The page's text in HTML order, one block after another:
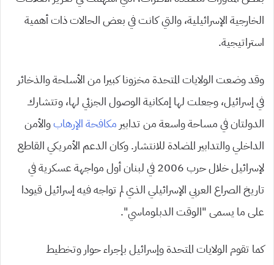
الخارجية الإسرائيلية، والتي كانت في بعض الحالات ذات أهمية
استراتيجية.
وقد وضعت الولايات المتحدة مخزونا كبيرا من الأسلحة والذخائر
في إسرائيل، وجعلت لها إمكانية الوصول الجزئي لها، وتتشارك
الدولتان في مساحة واسعة من تدابير مكافحة الإرهابوالأمن
الداخلي والتدابير المضادة للانتشار. وكان الدعم الأمريكي القاطع
لإسرائيل خلال حرب 2006 في لبنان أول مواجهة عسكرية في
تاريخ الصراع العربي الإسرائيلي الذي لم تواجه فيه إسرائيل قيودا
على ما يسمى “الوقت الدبلوماسي”.
كما تقوم الولايات المتحدة وإسرائيل بإجراء حوار وتخطيط